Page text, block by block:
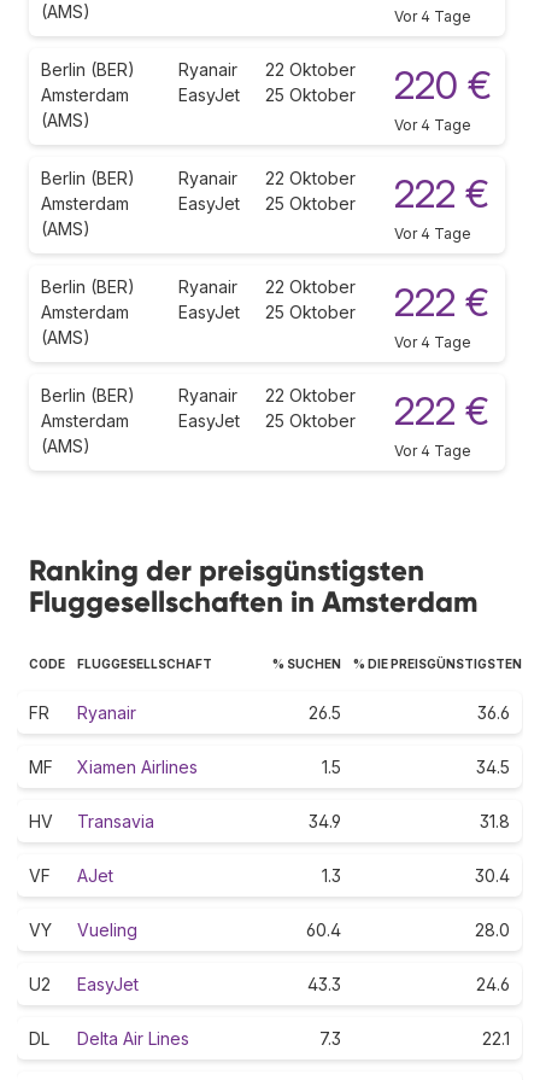
(AMS) Vor 4 Tage
Berlin (BER)
Amsterdam
(AMS)
Ryanair
EasyJet
22 Oktober
25 Oktober
220 €
Vor 4 Tage
Berlin (BER)
Amsterdam
(AMS)
Ryanair
EasyJet
22 Oktober
25 Oktober
222 €
Vor 4 Tage
Berlin (BER)
Amsterdam
(AMS)
Ryanair
EasyJet
22 Oktober
25 Oktober
222 €
Vor 4 Tage
Berlin (BER)
Amsterdam
(AMS)
Ryanair
EasyJet
22 Oktober
25 Oktober
222 €
Vor 4 Tage
Ranking der preisgünstigsten
Fluggesellschaften in Amsterdam
CODE FLUGGESELLSCHAFT % SUCHEN % DIE PREISGÜNSTIGSTEN
FR Ryanair 26.5 36.6
MF Xiamen Airlines 1.5 34.5
HV Transavia 34.9 31.8
VF AJet 1.3 30.4
VY Vueling 60.4 28.0
U2 EasyJet 43.3 24.6
DL Delta Air Lines 7.3 22.1